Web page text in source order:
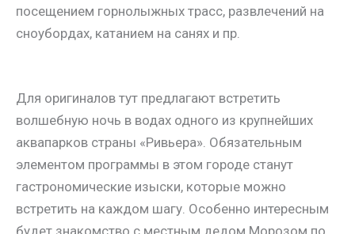
посещением горнолыжных трасс, развлечений на
сноубордах, катанием на санях и пр.
Для оригиналов тут предлагают встретить
волшебную ночь в водах одного из крупнейших
аквапарков страны «Ривьера». Обязательным
элементом программы в этом городе станут
гастрономические изыски, которые можно
встретить на каждом шагу. Особенно интересным